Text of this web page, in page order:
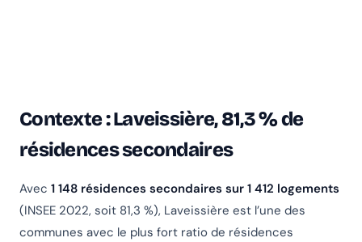
Contexte : Laveissière, 81,3 % de
résidences secondaires
Avec 1 148 résidences secondaires sur 1 412 logements
(INSEE 2022, soit 81,3 %), Laveissière est l’une des
communes avec le plus fort ratio de résidences